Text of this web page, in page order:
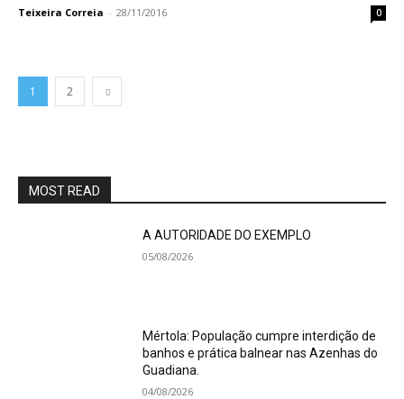
Teixeira Correia - 28/11/2016 0
1 2
MOST READ
A AUTORIDADE DO EXEMPLO
05/08/2026
Mértola: População cumpre interdição de
banhos e prática balnear nas Azenhas do
Guadiana.
04/08/2026